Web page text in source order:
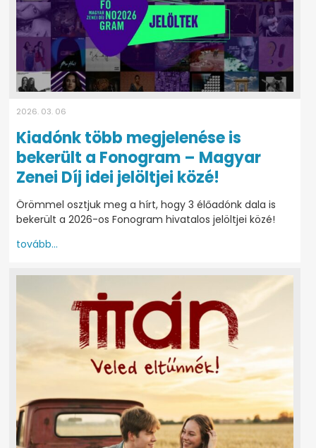
2026. 03. 06
Kiadónk több megjelenése is
bekerült a Fonogram – Magyar
Zenei Díj idei jelöltjei közé!
Örömmel osztjuk meg a hírt, hogy 3 élőadónk dala is
bekerült a 2026-os Fonogram hivatalos jelöltjei közé!
tovább...